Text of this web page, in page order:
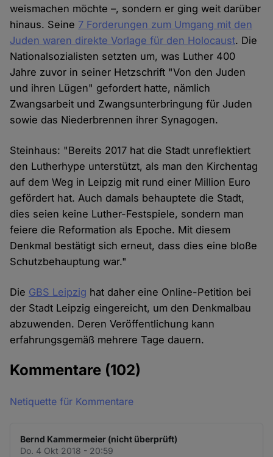
weismachen möchte –, sondern er ging weit darüber
hinaus. Seine 7 Forderungen zum Umgang mit den
Juden waren direkte Vorlage für den Holocaust. Die
Nationalsozialisten setzten um, was Luther 400
Jahre zuvor in seiner Hetzschrift "Von den Juden
und ihren Lügen" gefordert hatte, nämlich
Zwangsarbeit und Zwangsunterbringung für Juden
sowie das Niederbrennen ihrer Synagogen.
Steinhaus: "Bereits 2017 hat die Stadt unreflektiert
den Lutherhype unterstützt, als man den Kirchentag
auf dem Weg in Leipzig mit rund einer Million Euro
gefördert hat. Auch damals behauptete die Stadt,
dies seien keine Luther-Festspiele, sondern man
feiere die Reformation als Epoche. Mit diesem
Denkmal bestätigt sich erneut, dass dies eine bloße
Schutzbehauptung war."
Die GBS Leipzig hat daher eine Online-Petition bei
der Stadt Leipzig eingereicht, um den Denkmalbau
abzuwenden. Deren Veröffentlichung kann
erfahrungsgemäß mehrere Tage dauern.
Kommentare (102)
Netiquette für Kommentare
Bernd Kammermeier (nicht überprüft)
Do. 4 Okt 2018 - 20:59